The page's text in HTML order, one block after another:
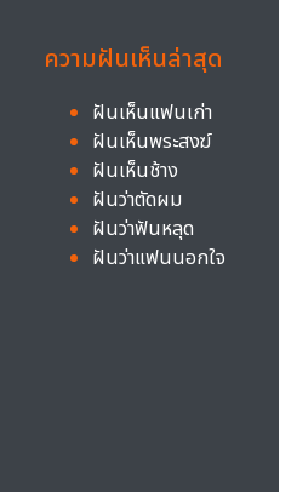
ความฝันเห็นล่าสุด
ฝันเห็นแฟนเก่า
ฝันเห็นพระสงฆ์
ฝันเห็นช้าง
ฝันว่าตัดผม
ฝันว่าฟันหลุด
ฝันว่าแฟนนอกใจ